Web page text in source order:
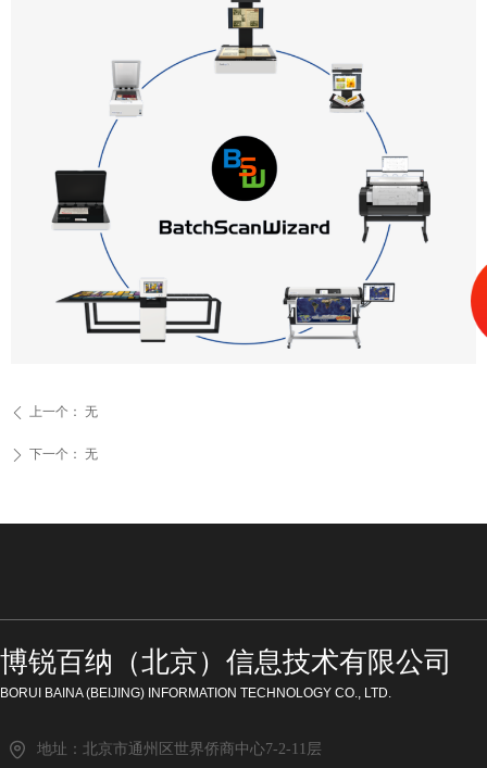
ꄴ 上一个： 无
ꄲ 下一个： 无
博锐百纳（北京）信息技术有限公司
BORUI BAINA (BEIJING) INFORMATION TECHNOLOGY CO., LTD.
地址： 北京市通州区世界侨商中心7-2-11层